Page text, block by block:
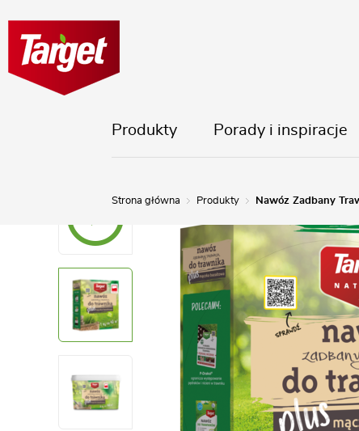
Produkty Porady i inspiracje
Strona główna Produkty Nawóz Zadbany